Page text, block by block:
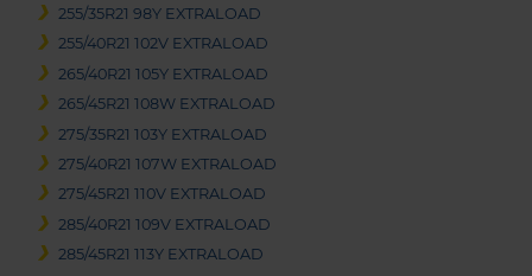
255/35R21 98Y EXTRALOAD
255/40R21 102V EXTRALOAD
265/40R21 105Y EXTRALOAD
265/45R21 108W EXTRALOAD
275/35R21 103Y EXTRALOAD
275/40R21 107W EXTRALOAD
275/45R21 110V EXTRALOAD
285/40R21 109V EXTRALOAD
285/45R21 113Y EXTRALOAD